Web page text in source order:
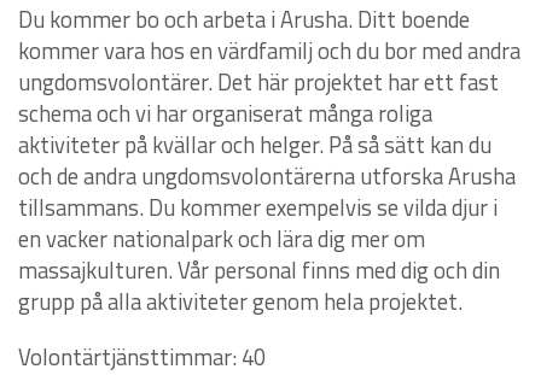
Du kommer bo och arbeta i Arusha. Ditt boende
kommer vara hos en värdfamilj och du bor med andra
ungdomsvolontärer. Det här projektet har ett fast
schema och vi har organiserat många roliga
aktiviteter på kvällar och helger. På så sätt kan du
och de andra ungdomsvolontärerna utforska Arusha
tillsammans. Du kommer exempelvis se vilda djur i
en vacker nationalpark och lära dig mer om
massajkulturen. Vår personal finns med dig och din
grupp på alla aktiviteter genom hela projektet.
Volontärtjänsttimmar: 40